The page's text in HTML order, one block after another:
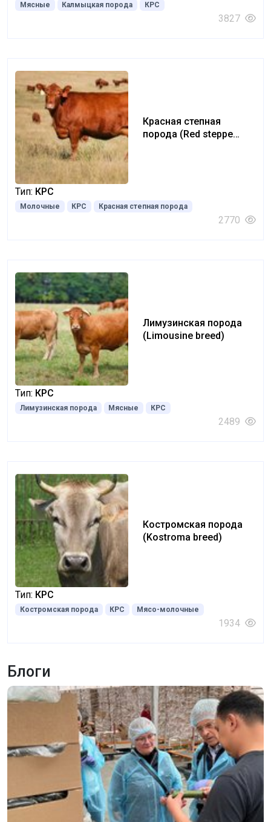
Мясные Калмыцкая порода КРС
3827
Красная степная
порода (Red steppe
Тип: КРС
Молочные КРС Красная степная порода
2770
Лимузинская порода
(Limousine breed)
Тип: КРС
Лимузинская порода Мясные КРС
2489
Костромская порода
(Kostroma breed)
Тип: КРС
Костромская порода КРС Мясо-молочные
1934
Блоги